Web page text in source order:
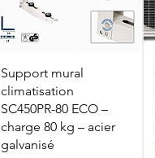
Support mural
climatisation
SC450PR-80 ECO –
charge 80 kg – acier
galvanisé